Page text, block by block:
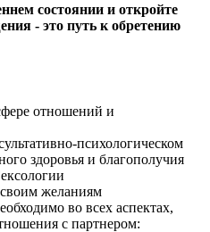
состоянии и откройте
- это путь к обретению
отношений и
психологическом
здоровья и благополучия
желаниям
во всех аспектах,
с партнером: